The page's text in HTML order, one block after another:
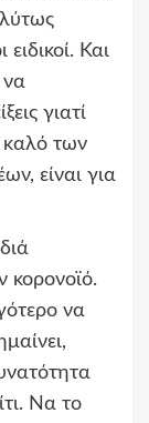
Και
γιατί
καλό των
είναι για
κορονοϊό.
να
Να το